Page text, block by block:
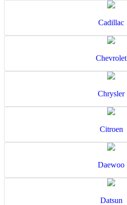
Cadillac
Chevrolet
Chrysler
Citroen
Daewoo
Datsun